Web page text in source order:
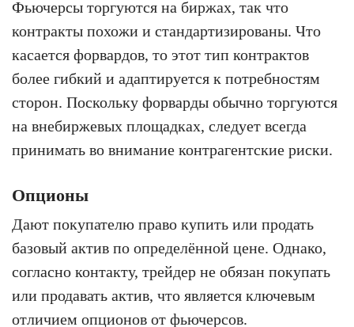
Фьючерсы торгуются на биржах, так что
контракты похожи и стандартизированы. Что
касается форвардов, то этот тип контрактов
более гибкий и адаптируется к потребностям
сторон. Поскольку форварды обычно торгуются
на внебиржевых площадках, следует всегда
принимать во внимание контрагентские риски.
Опционы
Дают покупателю право купить или продать
базовый актив по определённой цене. Однако,
согласно контакту, трейдер не обязан покупать
или продавать актив, что является ключевым
отличием опционов от фьючерсов.